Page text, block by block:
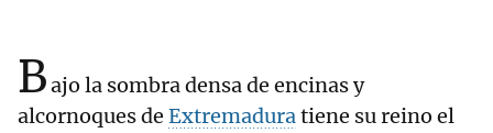
Bajo la sombra densa de encinas y
alcornoques de Extremaduratiene su reino el